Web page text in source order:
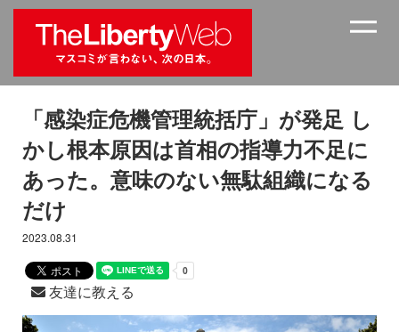
「感染症危機管理統括庁」が発足 し
かし根本原因は首相の指導力不足に
あった。意味のない無駄組織になる
だけ
2023.08.31
友達に教える